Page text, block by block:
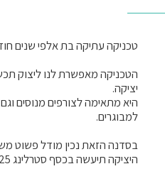
הטכניקה מאפשרת לנו ליצוק
היא מתאימה לצורפים מנוסים